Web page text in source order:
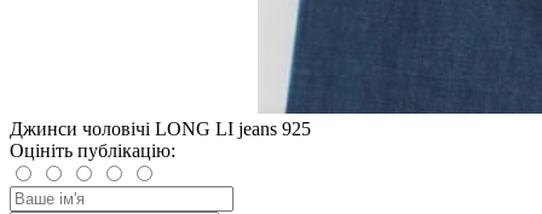
Джинси чоловічі LONG LI jeans 925
Оцініть публікацію: